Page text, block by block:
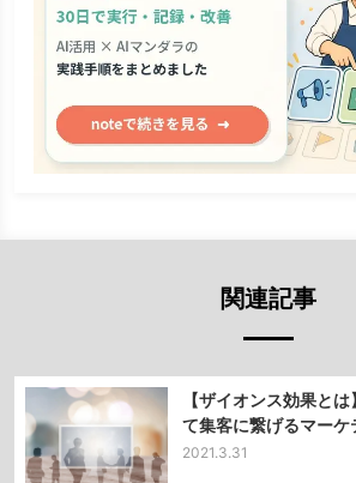
関連記事
【ザイオンス効果と
て集客に繋げるマーケ
2021.3.31